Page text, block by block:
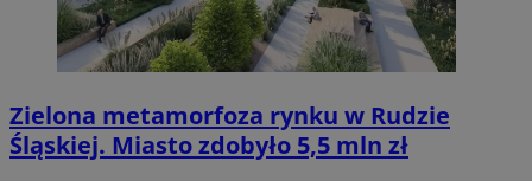
Zielona metamorfoza rynku w Rudzie
Śląskiej. Miasto zdobyło 5,5 mln zł